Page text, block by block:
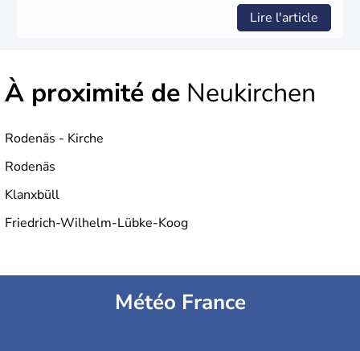
Lire l'article
À proximité de Neukirchen
Rodenäs - Kirche
Rodenäs
Klanxbüll
Friedrich-Wilhelm-Lübke-Koog
Météo France